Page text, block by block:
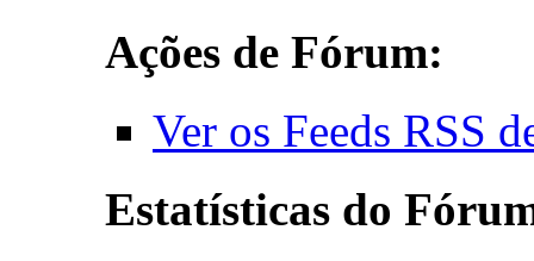
Ações de Fórum:
Ver os Feeds RSS
Estatísticas do